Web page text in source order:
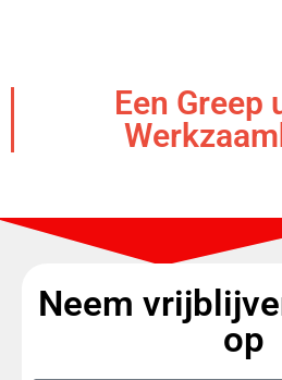
Een Greep
Neem
op